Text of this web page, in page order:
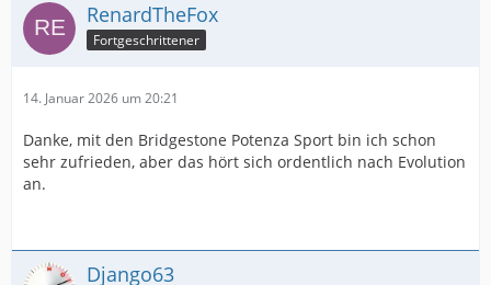
RenardTheFox
Fortgeschrittener
14. Januar 2026 um 20:21
Danke, mit den Bridgestone Potenza Sport bin ich schon
sehr zufrieden, aber das hört sich ordentlich nach Evolution
an.
Django63